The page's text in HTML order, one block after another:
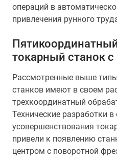
операций в
привлечения рунного
токарный станок
Рассмотренные выше
станков имеют в своем
трехкоординатный
Технические разработки в
усовершенствования
привели к появлению
центром с поворотной